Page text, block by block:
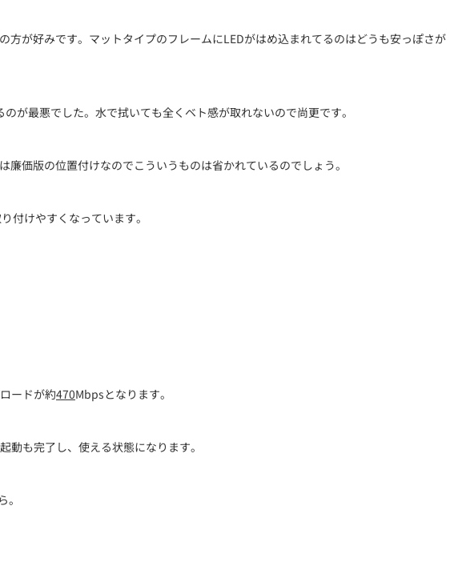
が好みです。マットタイプのフレームにLEDがはめ込まれてるのはどうも安っぽさが
が最悪でした。水で拭いても全くベト感が取れないので尚更です。
価版の位置付けなのでこういうものは省かれているのでしょう。
付けやすくなっています。
ードが約470Mbpsとなります。
も完了し、使える状態になります。